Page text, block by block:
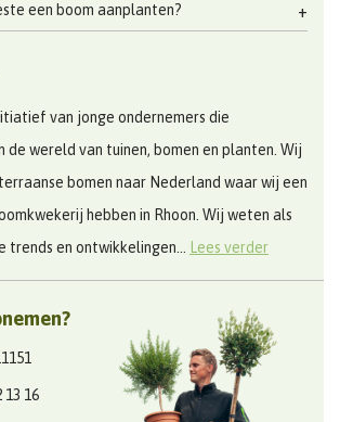
een boom aanplanten?
van jonge ondernemers die
de wereld van tuinen, bomen en planten. Wij
bomen naar Nederland waar wij een
hebben in Rhoon. Wij weten als
trends en ontwikkelingen...
Lees verder
13 16